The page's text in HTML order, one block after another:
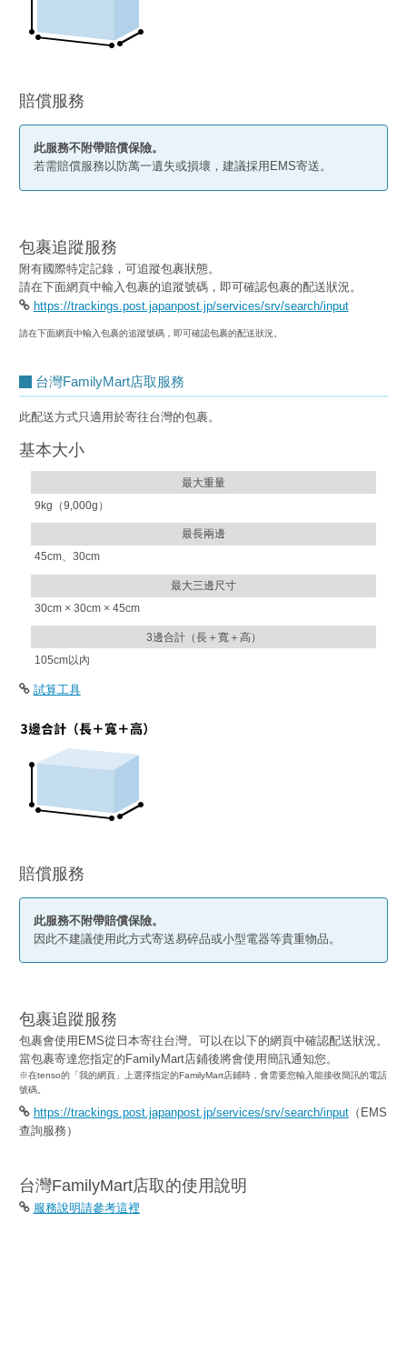
賠償服務
此服務不附帶賠償保險。
若需賠償服務以防萬一遺失或損壞，建議採用EMS寄送。
包裹追蹤服務
附有國際特定記錄，可追蹤包裹狀態。
請在下面網頁中輸入包裹的追蹤號碼，即可確認包裹的配送狀況。
https://trackings.post.japanpost.jp/services/srv/search/input
請在下面網頁中輸入包裹的追蹤號碼，即可確認包裹的配送狀況。
台灣FamilyMart店取服務
此配送方式只適用於寄往台灣的包裹。
基本大小
最大重量
9kg（9,000g）
最長兩邊
45cm、30cm
最大三邊尺寸
30cm × 30cm × 45cm
3邊合計（長＋寬＋高）
105cm以內
試算工具
賠償服務
此服務不附帶賠償保險。
因此不建議使用此方式寄送易碎品或小型電器等貴重物品。
包裹追蹤服務
包裹會使用EMS從日本寄往台灣。可以在以下的網頁中確認配送狀況。
當包裹寄達您指定的FamilyMart店鋪後將會使用簡訊通知您。
※在tenso的「我的網頁」上選擇指定的FamilyMart店鋪時，會需要您輸入能接收簡訊的電話
號碼。
https://trackings.post.japanpost.jp/services/srv/search/input（EMS
查詢服務）
台灣FamilyMart店取的使用說明
服務說明請參考這裡